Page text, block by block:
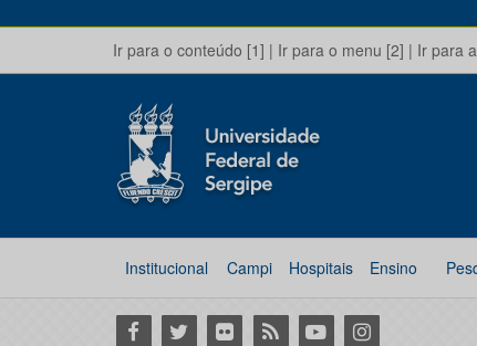
Ir para o conteúdo [1] | Ir para o menu [2] | Ir para
Institucional Campi Hospitais Ensino
Facebook
Twitter Flickr RSS YoutubeInstagram